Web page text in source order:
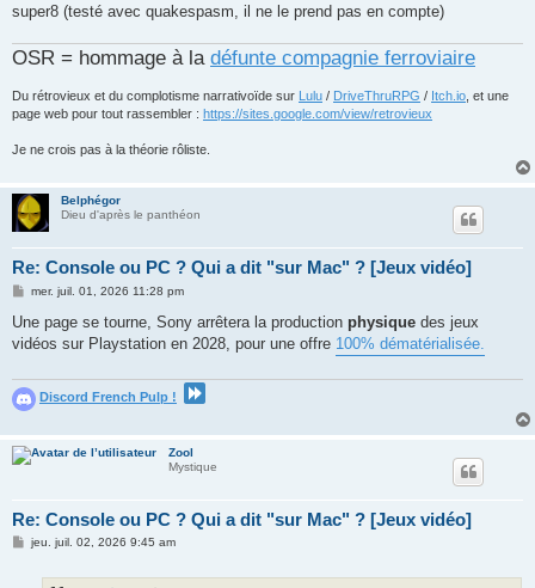
super8 (testé avec quakespasm, il ne le prend pas en compte)
OSR = hommage à la défunte compagnie ferroviaire
Du rétrovieux et du complotisme narrativoïde sur Lulu / DriveThruRPG / Itch.io , et une
page web pour tout rassembler : https://sites.google.com/view/retrovieux
Je ne crois pas à la théorie rôliste.
Belphégor
Dieu d'après le panthéon
Re: Console ou PC ? Qui a dit "sur Mac" ? [Jeux vidéo]
M
s
a
mer. juil. 01, 2026 11:28 pm
Une page se tourne, Sony arrêtera la production physique des jeux
vidéos sur Playstation en 2028, pour une offre 100% dématérialisée.
Discord French Pulp !
Zool
Mystique
Re: Console ou PC ? Qui a dit "sur Mac" ? [Jeux vidéo]
Mjeu. juil. 02, 2026 9:45 am